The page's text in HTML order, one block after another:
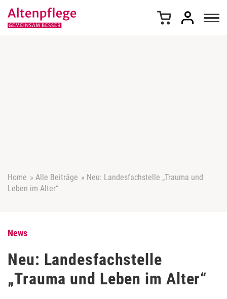
Home » Alle Beiträge » Neu: Landesfachstelle „Trauma und
Leben im Alter“
News
Neu: Landesfachstelle
„Trauma und Leben im Alter“